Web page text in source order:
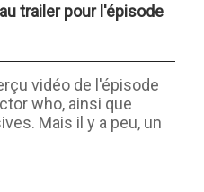
trailer pour l'épisode
vidéo de l'épisode
who, ainsi que
Mais il y a peu, un